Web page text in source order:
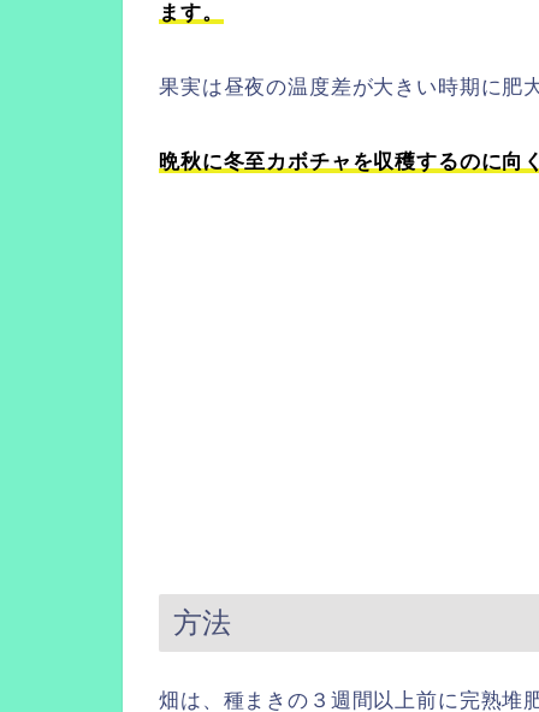
ます。
果実は昼夜の温度差が大きい時期に肥
晩秋に冬至カボチャを収穫するのに向
方法
畑は、種まきの３週間以上前に完熟堆